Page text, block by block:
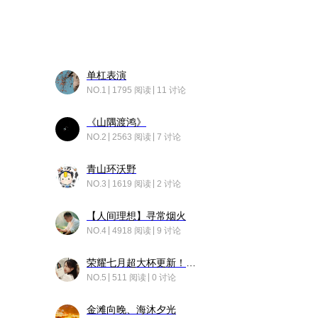
单杠表演
NO.1 1795 阅读 11 讨论
《山隅渡鸿》
NO.2 2563 阅读 7 讨论
青山环沃野
NO.3 1619 阅读 2 讨论
【人间理想】寻常烟火
NO.4 4918 阅读 9 讨论
NO.5 511 阅读 0 讨论
金滩向晚、海沐夕光